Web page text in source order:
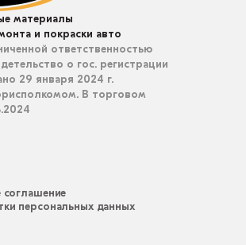
материалы
и покраски авто
ответственностью
о гос. регистрации
29 января 2024 г.
В торговом
соглашение
персональных данных